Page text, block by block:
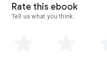
(Weave), Rdeča kapica
(Wish), Janko in Metka
Rate this ebook
Tell us what you think.